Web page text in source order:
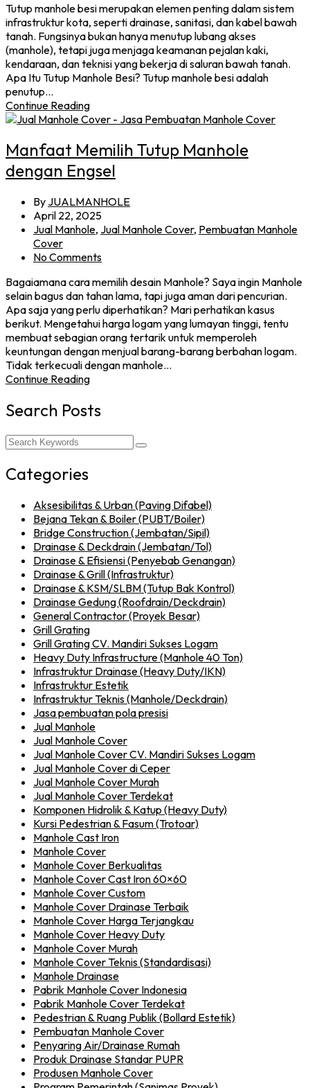
Tutup manhole besi merupakan elemen penting dalam sistem
infrastruktur kota, seperti drainase, sanitasi, dan kabel bawah
tanah. Fungsinya bukan hanya menutup lubang akses
(manhole), tetapi juga menjaga keamanan pejalan kaki,
kendaraan, dan teknisi yang bekerja di saluran bawah tanah.
Apa Itu Tutup Manhole Besi? Tutup manhole besi adalah
penutup…
Continue Reading
Manfaat Memilih Tutup Manhole
dengan Engsel
By JUALMANHOLE
April 22, 2025
Jual Manhole, Jual Manhole Cover, Pembuatan Manhole
Cover
No Comments
Bagaiamana cara memilih desain Manhole? Saya ingin Manhole
selain bagus dan tahan lama, tapi juga aman dari pencurian.
Apa saja yang perlu diperhatikan? Mari perhatikan kasus
berikut. Mengetahui harga logam yang lumayan tinggi, tentu
membuat sebagian orang tertarik untuk memperoleh
keuntungan dengan menjual barang-barang berbahan logam.
Tidak terkecuali dengan manhole…
Continue Reading
Search Posts
Categories
Aksesibilitas & Urban (Paving Difabel)
Bejana Tekan & Boiler (PUBT/Boiler)
Bridge Construction (Jembatan/Sipil)
Drainase & Deckdrain (Jembatan/Tol)
Drainase & Efisiensi (Penyebab Genangan)
Drainase & Grill (Infrastruktur)
Drainase & KSM/SLBM (Tutup Bak Kontrol)
Drainase Gedung (Roofdrain/Deckdrain)
General Contractor (Proyek Besar)
Grill Grating
Grill Grating CV. Mandiri Sukses Logam
Heavy Duty Infrastructure (Manhole 40 Ton)
Infrastruktur Drainase (Heavy Duty/IKN)
Infrastruktur Estetik
Infrastruktur Teknis (Manhole/Deckdrain)
Jasa pembuatan pola presisi
Jual Manhole
Jual Manhole Cover
Jual Manhole Cover CV. Mandiri Sukses Logam
Jual Manhole Cover di Ceper
Jual Manhole Cover Murah
Jual Manhole Cover Terdekat
Komponen Hidrolik & Katup (Heavy Duty)
Kursi Pedestrian & Fasum (Trotoar)
Manhole Cast Iron
Manhole Cover
Manhole Cover Berkualitas
Manhole Cover Cast Iron 60×60
Manhole Cover Custom
Manhole Cover Drainase Terbaik
Manhole Cover Harga Terjangkau
Manhole Cover Heavy Duty
Manhole Cover Murah
Manhole Cover Teknis (Standardisasi)
Manhole Drainase
Pabrik Manhole Cover Indonesia
Pabrik Manhole Cover Terdekat
Pedestrian & Ruang Publik (Bollard Estetik)
Pembuatan Manhole Cover
Penyaring Air/Drainase Rumah
Produk Drainase Standar PUPR
Produsen Manhole Cover